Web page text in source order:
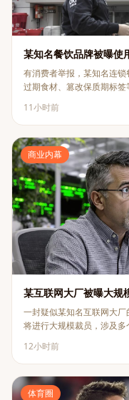
某知名餐饮品牌被曝使
有消费者举报，某知名连
过期食材、篡改保质期标签
11小时前
商业内幕
某互联网大厂被曝大规
一封疑似某知名互联网大
将进行大规模裁员，涉及多
12小时前
体育圈